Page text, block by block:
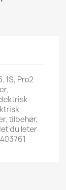
1S, Pro2
tilbehør,
du leter